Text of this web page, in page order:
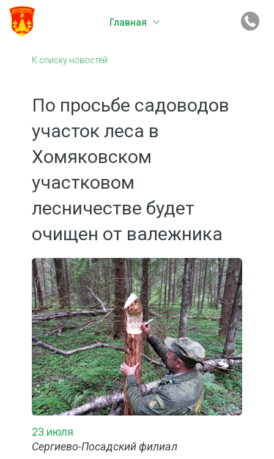
Главная
К списку новостей
По просьбе садоводов
участок леса в
Хомяковском
участковом
лесничестве будет
очищен от валежника
23 июля
Сергиево-Посадский филиал